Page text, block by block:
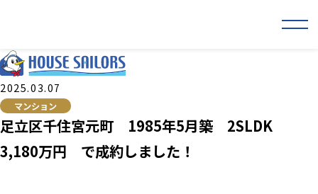
足立区千住宮元町 1985年5月築 2SLDK
3,180万円 で成約しました！
2025.03.07
マンション